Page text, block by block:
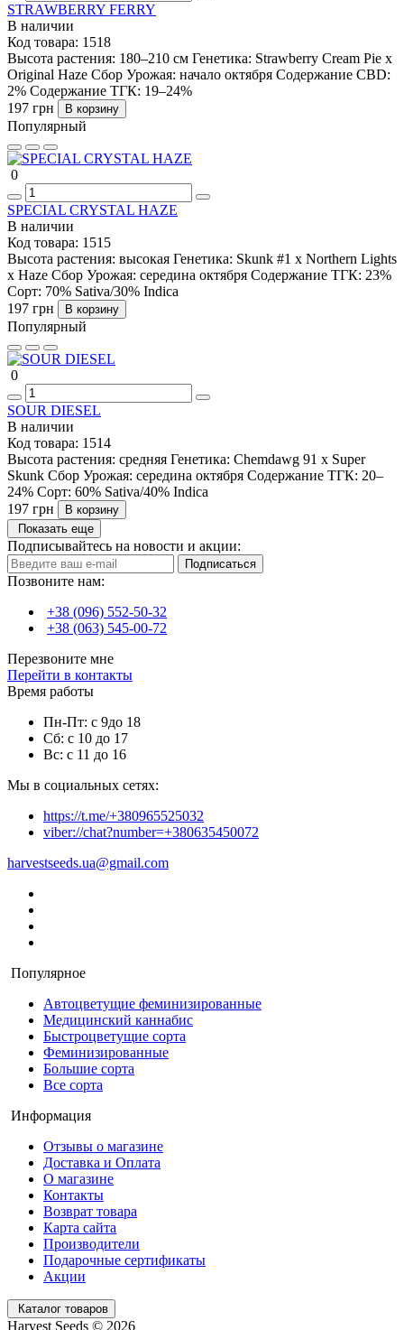
STRAWBERRY FERRY
В наличии
Код товара: 1518
Высота растения: 180–210 см Генетика: Strawberry Cream Pie x
Original Haze Сбор Урожая: начало октября Содержание CBD:
2% Содержание ТГК: 19–24%
197 грн
В корзину
Популярный
0
SPECIAL CRYSTAL HAZE
В наличии
Код товара: 1515
Высота растения: высокая Генетика: Skunk #1 x Northern Lights
x Haze Сбор Урожая: середина октября Содержание ТГК: 23%
Сорт: 70% Sativa/30% Indica
197 грн
В корзину
Популярный
0
SOUR DIESEL
В наличии
Код товара: 1514
Высота растения: средняя Генетика: Chemdawg 91 x Super
Skunk Сбор Урожая: середина октября Содержание ТГК: 20–
24% Сорт: 60% Sativa/40% Indica
197 грн
В корзину
Показать еще
Подписывайтесь на новости и акции:
Подписаться
Позвоните нам:
+38 (096) 552-50-32
+38 (063) 545-00-72
Перезвоните мне
Перейти в контакты
Время работы
Пн-Пт: с 9до 18
Сб: с 10 до 17
Вс: с 11 до 16
Мы в социальных сетях:
https://t.me/+380965525032
viber://chat?number=+380635450072
harvestseeds.ua@gmail.com
Популярное
Автоцветущие феминизированные
Медицинский каннабис
Быстроцветущие сорта
Феминизированные
Большие сорта
Все сорта
Информация
Отзывы о магазине
Доставка и Оплата
О магазине
Контакты
Возврат товара
Карта сайта
Производители
Подарочные сертификаты
Акции
Каталог товаров
Harvest Seeds © 2026